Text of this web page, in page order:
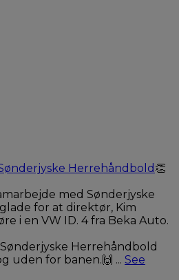
Herrehåndbold 👏
med Sønderjyske
for at direktør, Kim
i en VW ID. 4 fra Beka Auto.
Herrehåndbold
uden for banen.🙌 ... See